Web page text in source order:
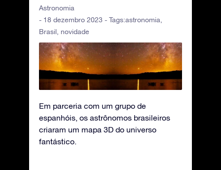
Astronomia
- 18 dezembro 2023 - Tags:astronomia,
Brasil, novidade
Em parceria com um grupo de
espanhóis, os astrônomos brasileiros
criaram um mapa 3D do universo
fantástico.